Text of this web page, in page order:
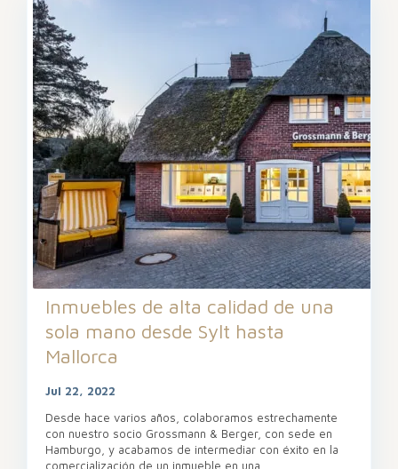
Inmuebles de alta calidad de una
sola mano desde Sylt hasta
Mallorca
Jul 22, 2022
Desde hace varios años, colaboramos estrechamente
con nuestro socio Grossmann & Berger, con sede en
Hamburgo, y acabamos de intermediar con éxito en la
comercialización de un inmueble en una